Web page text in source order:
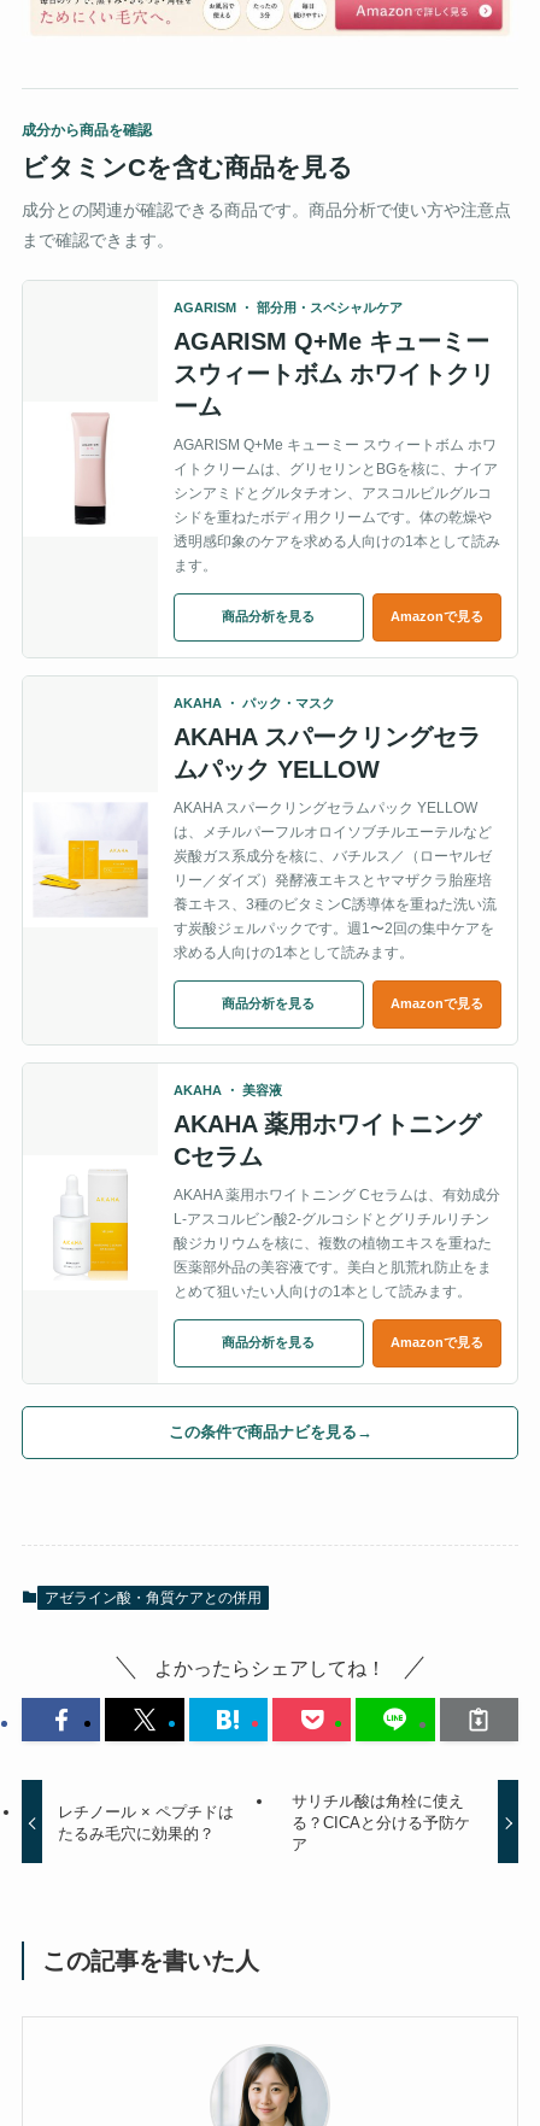
成分から商品を確認
ビタミンCを含む商品を見る
成分との関連が確認できる商品です。商品分析で使い方や注意点
まで確認できます。
AGARISM ・ 部分用・スペシャルケア
AGARISM Q+Me キューミー
スウィートボム ホワイトクリ
ーム
AGARISM Q+Me キューミー スウィートボム ホワ
イトクリームは、グリセリンとBGを核に、ナイア
シンアミドとグルタチオン、アスコルビルグルコ
シドを重ねたボディ用クリームです。体の乾燥や
透明感印象のケアを求める人向けの1本として読み
ます。
商品分析を見る Amazonで見る
AKAHA ・ パック・マスク
AKAHA スパークリングセラ
ムパック YELLOW
AKAHA スパークリングセラムパック YELLOW
は、メチルパーフルオロイソブチルエーテルなど
炭酸ガス系成分を核に、バチルス／（ローヤルゼ
リー／ダイズ）発酵液エキスとヤマザクラ胎座培
養エキス、3種のビタミンC誘導体を重ねた洗い流
す炭酸ジェルパックです。週1〜2回の集中ケアを
求める人向けの1本として読みます。
商品分析を見る Amazonで見る
AKAHA ・ 美容液
AKAHA 薬用ホワイトニング
Cセラム
AKAHA 薬用ホワイトニング Cセラムは、有効成分
L-アスコルビン酸2-グルコシドとグリチルリチン
酸ジカリウムを核に、複数の植物エキスを重ねた
医薬部外品の美容液です。美白と肌荒れ防止をま
とめて狙いたい人向けの1本として読みます。
商品分析を見る Amazonで見る
この条件で商品ナビを見る →
アゼライン酸・角質ケアとの併用
よかったらシェアしてね！
レチノール × ペプチドは
たるみ毛穴に効果的？
サリチル酸は角栓に使え
る？CICAと分ける予防ケ
ア
この記事を書いた人